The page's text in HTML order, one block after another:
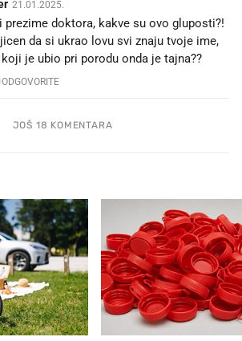
21.01.2025.
prezime doktora, kakve su ovo gluposti?!
da si ukrao lovu svi znaju tvoje ime,
je ubio pri porodu onda je tajna??
ODGOVORITE
JOŠ 18 KOMENTARA